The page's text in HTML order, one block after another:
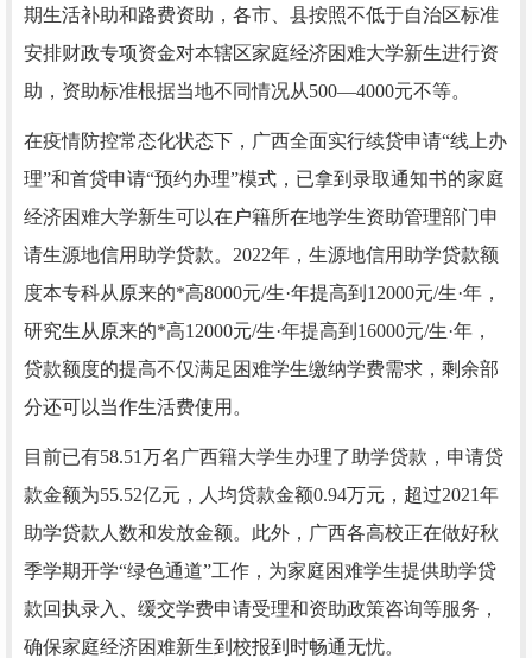
期生活补助和路费资助，各市、县按照不低于自治区标准
安排财政专项资金对本辖区家庭经济困难大学新生进行资
助，资助标准根据当地不同情况从500—4000元不等。
在疫情防控常态化状态下，广西全面实行续贷申请“线上办
理”和首贷申请“预约办理”模式，已拿到录取通知书的家庭
经济困难大学新生可以在户籍所在地学生资助管理部门申
请生源地信用助学贷款。2022年，生源地信用助学贷款额
度本专科从原来的*高8000元/生·年提高到12000元/生·年，
研究生从原来的*高12000元/生·年提高到16000元/生·年，
贷款额度的提高不仅满足困难学生缴纳学费需求，剩余部
分还可以当作生活费使用。
目前已有58.51万名广西籍大学生办理了助学贷款，申请贷
款金额为55.52亿元，人均贷款金额0.94万元，超过2021年
助学贷款人数和发放金额。此外，广西各高校正在做好秋
季学期开学“绿色通道”工作，为家庭困难学生提供助学贷
款回执录入、缓交学费申请受理和资助政策咨询等服务，
确保家庭经济困难新生到校报到时畅通无忧。